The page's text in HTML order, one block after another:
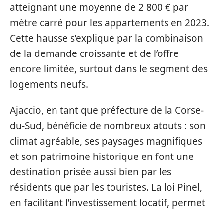
atteignant une moyenne de 2 800 € par
mètre carré pour les appartements en 2023.
Cette hausse s’explique par la combinaison
de la demande croissante et de l’offre
encore limitée, surtout dans le segment des
logements neufs.
Ajaccio, en tant que préfecture de la Corse-
du-Sud, bénéficie de nombreux atouts : son
climat agréable, ses paysages magnifiques
et son patrimoine historique en font une
destination prisée aussi bien par les
résidents que par les touristes. La loi Pinel,
en facilitant l’investissement locatif, permet